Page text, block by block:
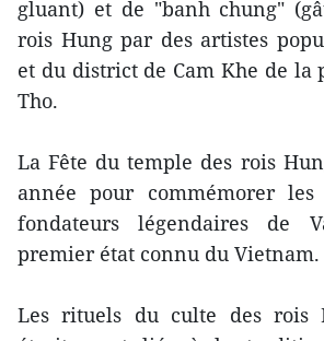
gluant) et de "banh chung"
rois Hung par des artistes
et du district de Cam Khe de la
Tho.
La Fête du temple des rois
année pour commémorer
fondateurs légendaires de
premier état connu du Vietnam.
Les rituels du culte des rois